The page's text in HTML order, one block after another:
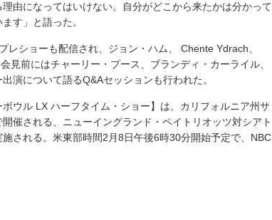
由になってはいけない。自分がどこから来たかは分かって
す」と語った。
ショーも配信され、ジョン・ハム、 Chente Ydrach、
見前にはチャーリー・プース、ブランディ・カーライル、
演について語るQ&Aセッションも行われた。
ウル LX ハーフタイム・ショー】は、カリフォルニア州サ
催される、ニューイングランド・ペイトリオッツ対シアト
される。米東部時間2月8日午後6時30分開始予定で、NBC